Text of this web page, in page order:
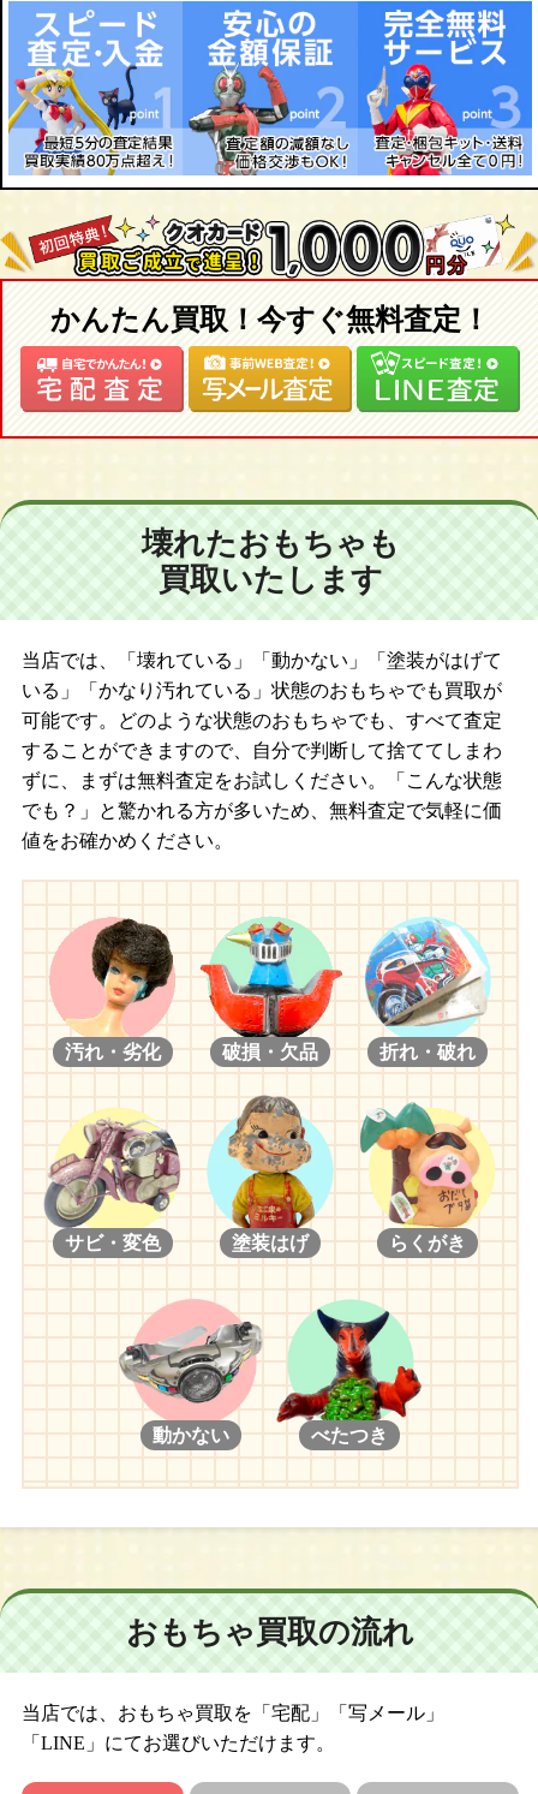
リン・ミンメイ
関羽雲長
関羽雲長 対応 ナース服セット
関羽雲長 ナース服＆ボディセット
NAO
MIHO
ERI
SAYO
MAKO
MIU 再販版
MIU 褐色肌
RISA
RISA 褐色肌
MIKI
AMI
MIKO
かんたん買取！今すぐ無料査定！
壊れたおもちゃも
買取いたします
当店では、「壊れている」「動かない」「塗装がはげて
いる」「かなり汚れている」状態のおもちゃでも買取が
可能です。どのような状態のおもちゃでも、すべて査定
することができますので、自分で判断して捨ててしまわ
ずに、まずは無料査定をお試しください。「こんな状態
でも？」と驚かれる方が多いため、無料査定で気軽に価
値をお確かめください。
汚れ・劣化 破損・欠品 折れ・破れ
サビ・変色 塗装はげ らくがき
動かない べたつき
おもちゃ買取の流れ
当店では、おもちゃ買取を「宅配」「写メール」
「LINE」にてお選びいただけます。